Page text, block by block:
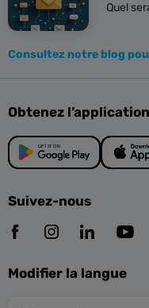
Quel
Consultez notre blog
Obtenez
Suivez-nous
Modifier la langue